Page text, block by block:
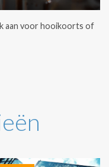
aan voor hooikoorts of